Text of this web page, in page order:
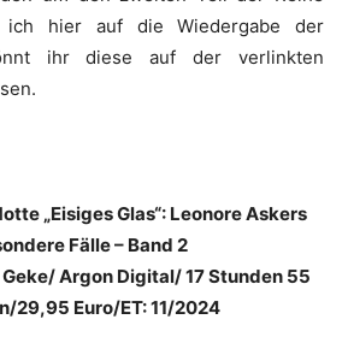
ich hier auf die Wiedergabe der
ihr diese auf der verlinkten
„Eisiges Glas“: Leonore Askers
Fälle – Band 2
Argon Digital/ 17 Stunden 55
29,95 Euro/ET: 11/2024